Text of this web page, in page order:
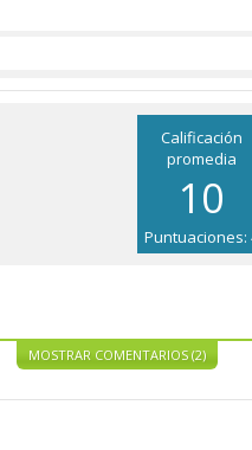
Calificación
promedia
10
Puntuaciones:
MOSTRAR COMENTARIOS (2)